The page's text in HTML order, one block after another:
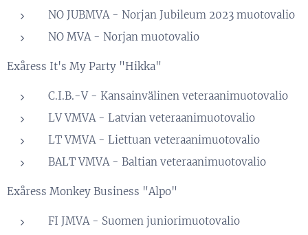
NO JUBMVA - Norjan Jubileum 2023 muotovalio
NO MVA - Norjan muotovalio
Exåress It's My Party "Hikka"
C.I.B.-V - Kansainvälinen veteraanimuotovalio
LV VMVA - Latvian veteraanimuotovalio
LT VMVA - Liettuan veteraanimuotovalio
BALT VMVA - Baltian veteraanimuotovalio
Exåress Monkey Business "Alpo"
FI JMVA - Suomen juniorimuotovalio